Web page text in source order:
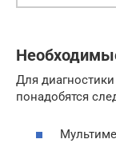
Для
понадобятся